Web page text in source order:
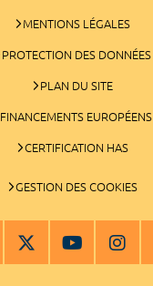
MENTIONS LÉGALES
PROTECTION DES DONNÉES
PLAN DU SITE
FINANCEMENTS EUROPÉENS
CERTIFICATION HAS
GESTION DES COOKIES